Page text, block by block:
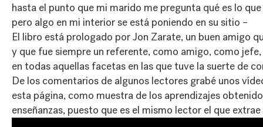
hasta el punto que mi marido me pregunta qué es lo
pero algo en mi interior se está poniendo en su sitio –
El libro está prologado por Jon Zarate, un buen amigo
y que fue siempre un referente, como amigo, como
en todas aquellas facetas en las que tuve la suerte de
De los comentarios de algunos lectores grabé unos
esta página, como muestra de los aprendizajes
enseñanzas, puesto que es el mismo lector el que